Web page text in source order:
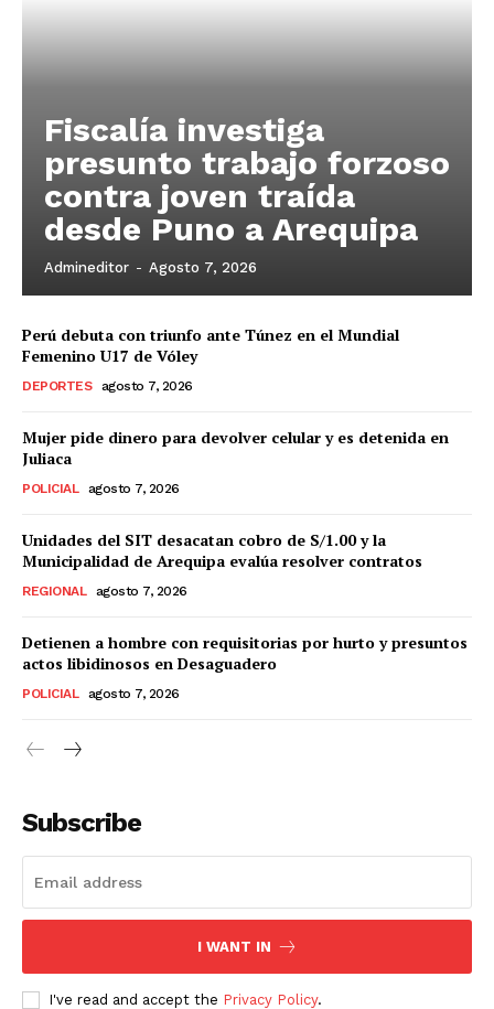
SUSCRIBETE
Fiscalía investiga
presunto trabajo forzoso
contra joven traída
desde Puno a Arequipa
Admineditor - Agosto 7, 2026
Perú debuta con triunfo ante Túnez en el Mundial
Femenino U17 de Vóley
DEPORTES agosto 7, 2026
Mujer pide dinero para devolver celular y es detenida en
Juliaca
POLICIAL agosto 7, 2026
Unidades del SIT desacatan cobro de S/1.00 y la
Municipalidad de Arequipa evalúa resolver contratos
REGIONAL agosto 7, 2026
Detienen a hombre con requisitorias por hurto y presuntos
actos libidinosos en Desaguadero
POLICIAL agosto 7, 2026
Subscribe
I WANT IN
I've read and accept the Privacy Policy.